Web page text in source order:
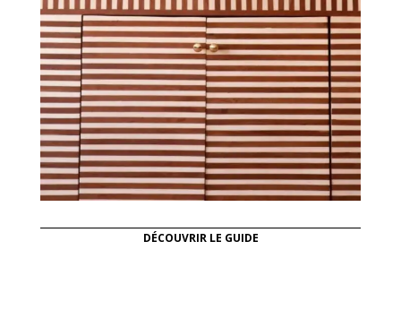
DÉCOUVRIR LE GUIDE